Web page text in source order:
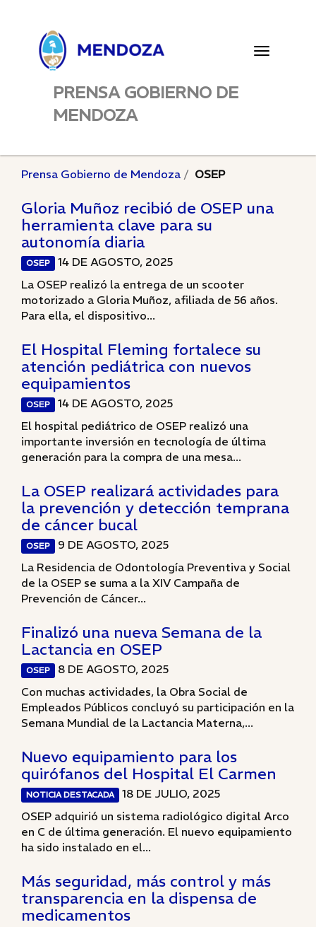
Toggle
PRENSA GOBIERNO DE
MENDOZA
Prensa Gobierno de Mendoza OSEP
Gloria Muñoz recibió de OSEP una
herramienta clave para su
autonomía diaria
OSEP
14 DE AGOSTO, 2025
La OSEP realizó la entrega de un scooter
motorizado a Gloria Muñoz, afiliada de 56 años.
Para ella, el dispositivo...
El Hospital Fleming fortalece su
atención pediátrica con nuevos
equipamientos
OSEP
14 DE AGOSTO, 2025
El hospital pediátrico de OSEP realizó una
importante inversión en tecnología de última
generación para la compra de una mesa...
La OSEP realizará actividades para
la prevención y detección temprana
de cáncer bucal
OSEP
9 DE AGOSTO, 2025
La Residencia de Odontología Preventiva y Social
de la OSEP se suma a la XIV Campaña de
Prevención de Cáncer...
Finalizó una nueva Semana de la
Lactancia en OSEP
OSEP
8 DE AGOSTO, 2025
Con muchas actividades, la Obra Social de
Empleados Públicos concluyó su participación en la
Semana Mundial de la Lactancia Materna,...
Nuevo equipamiento para los
quirófanos del Hospital El Carmen
NOTICIA DESTACADA
18 DE JULIO, 2025
OSEP adquirió un sistema radiológico digital Arco
en C de última generación. El nuevo equipamiento
ha sido instalado en el...
Más seguridad, más control y más
transparencia en la dispensa de
medicamentos